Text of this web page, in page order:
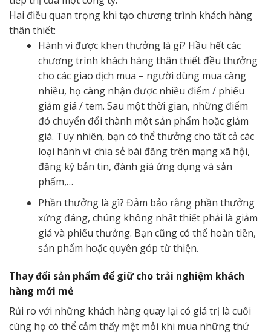
Hai điều quan trọng khi tạo chương trình khách hàng
thân thiết:
Hành vi được khen thưởng là gì? Hầu hết các
chương trình khách hàng thân thiết đều thưởng
cho các giao dịch mua – người dùng mua càng
nhiều, họ càng nhận được nhiều điểm / phiếu
giảm giá / tem. Sau một thời gian, những điểm
đó chuyển đổi thành một sản phẩm hoặc giảm
giá. Tuy nhiên, bạn có thể thưởng cho tất cả các
loại hành vi: chia sẻ bài đăng trên mạng xã hội,
đăng ký bản tin, đánh giá ứng dụng và sản
phẩm,…
Phần thưởng là gì? Đảm bảo rằng phần thưởng
xứng đáng, chúng không nhất thiết phải là giảm
giá và phiếu thưởng. Bạn cũng có thể hoàn tiền,
sản phẩm hoặc quyên góp từ thiện.
Thay đổi sản phẩm để giữ cho trải nghiệm khách
hàng mới mẻ
Rủi ro với những khách hàng quay lại có giá trị là cuối
cùng họ có thể cảm thấy mệt mỏi khi mua những thứ